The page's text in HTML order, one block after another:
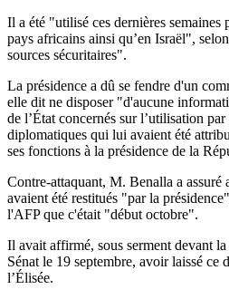
Il a été "utilisé ces dernières semaines
pays africains ainsi qu’en Israël",
sources sécuritaires".
La présidence a dû se fendre d'un
elle dit ne disposer "d'aucune
de l’État concernés sur l’utilisation
diplomatiques qui lui avaient été
ses fonctions à la présidence de la
Contre-attaquant, M. Benalla a assuré
avaient été restitués "par la
l'AFP que c'était "début octobre".
Il avait affirmé, sous serment devant
Sénat le 19 septembre, avoir laissé ce
l’Élisée.